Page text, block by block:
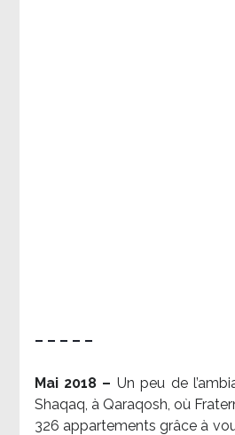
– – – – –
Mai 2018 – Un peu de
Shaqaq, à Qaraqosh, où
326 appartements grâce à